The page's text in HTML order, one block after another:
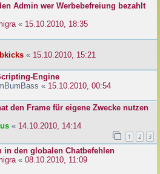
Admin wer Werbebefreiung bezahlt
« 15.10.2010, 18:35
« 15.10.2010, 15:21
Engine
« 15.10.2010, 00:54
den Frame für eigene Zwecke nutzen
« 14.10.2010, 14:14
1 2 3
in den globalen Chatbefehlen
« 08.10.2010, 11:09